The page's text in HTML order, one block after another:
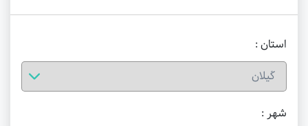
استان :
شهر :